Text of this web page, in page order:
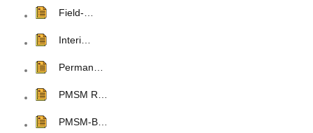
Field-…
Interi…
Perman…
PMSM R…
PMSM-B…